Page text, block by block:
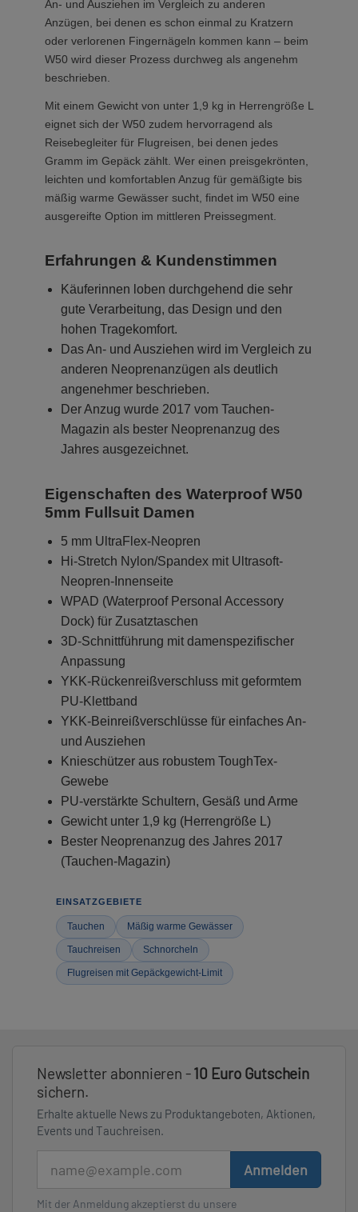
An- und Ausziehen im Vergleich zu anderen
Anzügen, bei denen es schon einmal zu Kratzern
oder verlorenen Fingernägeln kommen kann – beim
W50 wird dieser Prozess durchweg als angenehm
beschrieben.
Mit einem Gewicht von unter 1,9 kg in Herrengröße L
eignet sich der W50 zudem hervorragend als
Reisebegleiter für Flugreisen, bei denen jedes
Gramm im Gepäck zählt. Wer einen preisgekrönten,
leichten und komfortablen Anzug für gemäßigte bis
mäßig warme Gewässer sucht, findet im W50 eine
ausgereifte Option im mittleren Preissegment.
Erfahrungen & Kundenstimmen
Käuferinnen loben durchgehend die sehr
gute Verarbeitung, das Design und den
hohen Tragekomfort.
Das An- und Ausziehen wird im Vergleich zu
anderen Neoprenanzügen als deutlich
angenehmer beschrieben.
Der Anzug wurde 2017 vom Tauchen-
Magazin als bester Neoprenanzug des
Jahres ausgezeichnet.
Eigenschaften des Waterproof W50
5mm Fullsuit Damen
5 mm UltraFlex-Neopren
Hi-Stretch Nylon/Spandex mit Ultrasoft-
Neopren-Innenseite
WPAD (Waterproof Personal Accessory
Dock) für Zusatztaschen
3D-Schnittführung mit damenspezifischer
Anpassung
YKK-Rückenreißverschluss mit geformtem
PU-Klettband
YKK-Beinreißverschlüsse für einfaches An-
und Ausziehen
Knieschützer aus robustem ToughTex-
Gewebe
PU-verstärkte Schultern, Gesäß und Arme
Gewicht unter 1,9 kg (Herrengröße L)
Bester Neoprenanzug des Jahres 2017
(Tauchen-Magazin)
EINSATZGEBIETE
Tauchen Mäßig warme Gewässer
Tauchreisen Schnorcheln
Flugreisen mit Gepäckgewicht-Limit
Newsletter abonnieren -10 Euro Gutschein
sichern.
Erhalte aktuelle News zu Produktangeboten, Aktionen,
Events und Tauchreisen.
Anmelden
Mit der Anmeldung akzeptierst du unsere